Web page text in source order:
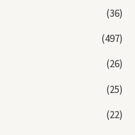
(36)
(497)
(26)
(25)
(22)